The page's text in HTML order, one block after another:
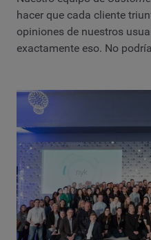
hacer que cada cliente
opiniones de nuestros
exactamente eso. No